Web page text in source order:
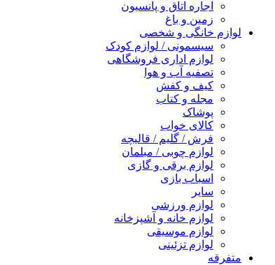
اجاره اتاق و پانسیون
زمین و باغ
لوازم خانگی و شخصی
سیسمونی / لوازم کودک
لوازم اداری فروشگاهی
تصفیه آب و هوا
کیف و کفش
مجله و کتاب
پوشاک
کالای خواب
فرش / گلیم / قالیچه
لوازم چوبی / مبلمان
لوازم برقی و گازی
اسباب بازی
سایر
لوازم ورزشی
لوازم خانه و آشپزخانه
لوازم موسیقی
لوازم تزئینی
متفرقه